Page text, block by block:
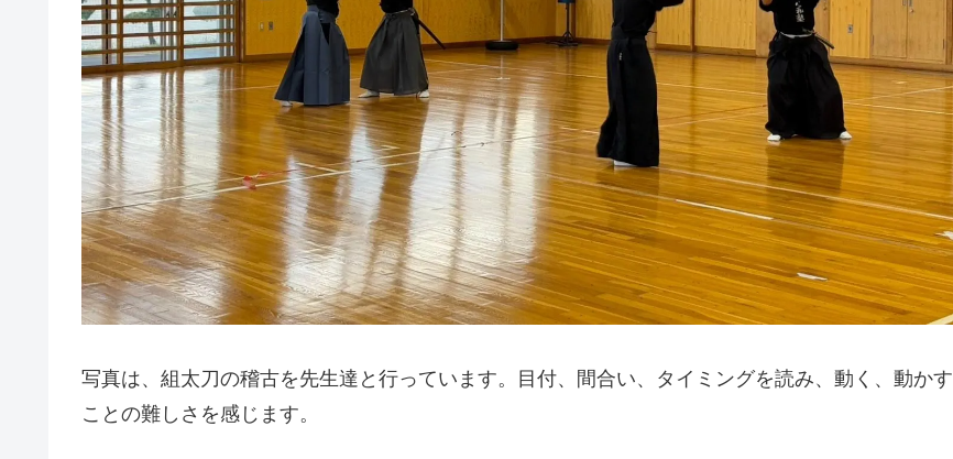
写真は、組太刀の稽古を先生達と行っています。目付、間合い、タイミングを読み、動く、動かす
ことの難しさを感じます。